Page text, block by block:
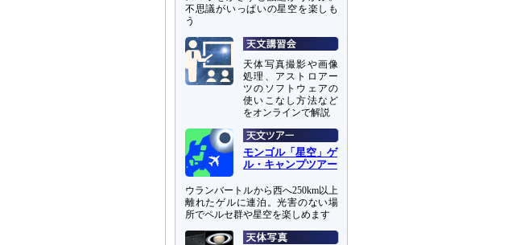
不思議がいっぱいの星空を楽しも
う
天体写真撮影や画像
処理、アストロアー
ツのソフトウェアの
使いこなし方法など
をオンラインで解説
モンゴル「星空」ゲ
ル・キャンプツアー
ウランバートルから西へ250km以上
離れたゲルに連泊。光害のない場
所でペルセ群や星空を楽しめます